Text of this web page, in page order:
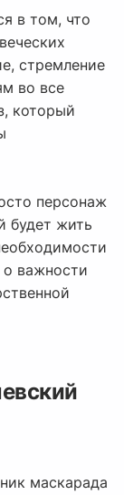
в том, что
стремление
во все
который
персонаж
будет жить
важности
маскарада